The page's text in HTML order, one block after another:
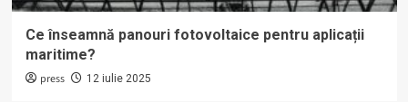
Ce înseamnă panouri fotovoltaice pentru aplicații
maritime?
press 12 iulie 2025